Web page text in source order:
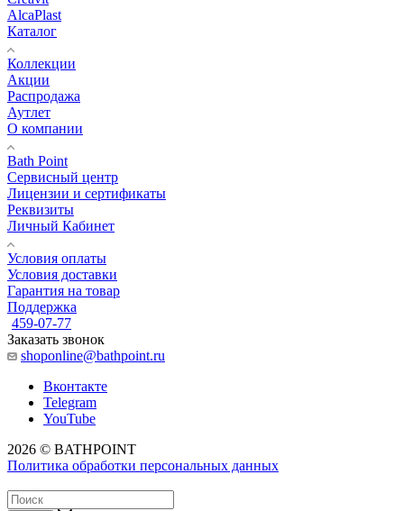
AlcaPlast
Каталог
Коллекции
Акции
Распродажа
Аутлет
О компании
Bath Point
Сервисный центр
Лицензии и сертификаты
Реквизиты
Личный Кабинет
Условия оплаты
Условия доставки
Гарантия на товар
Поддержка
459-07-77
Заказать звонок
shoponline@bathpoint.ru
Вконтакте
Telegram
YouTube
2026 © BATHPOINT
Политика обработки персональных данных